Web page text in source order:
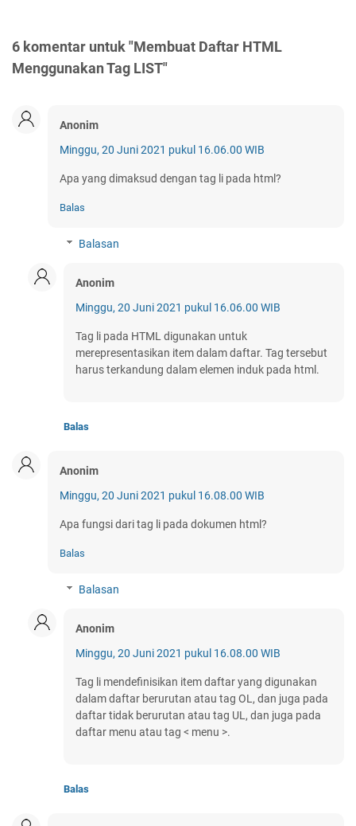
6 komentar untuk "Membuat Daftar HTML
Menggunakan Tag LIST"
Anonim
Minggu, 20 Juni 2021 pukul 16.06.00 WIB
Apa yang dimaksud dengan tag li pada html?
Balas
Balasan
Anonim
Minggu, 20 Juni 2021 pukul 16.06.00 WIB
Tag li pada HTML digunakan untuk
merepresentasikan item dalam daftar. Tag tersebut
harus terkandung dalam elemen induk pada html.
Balas
Anonim
Minggu, 20 Juni 2021 pukul 16.08.00 WIB
Apa fungsi dari tag li pada dokumen html?
Balas
Balasan
Anonim
Minggu, 20 Juni 2021 pukul 16.08.00 WIB
Tag li mendefinisikan item daftar yang digunakan
dalam daftar berurutan atau tag OL, dan juga pada
daftar tidak berurutan atau tag UL, dan juga pada
daftar menu atau tag < menu >.
Balas